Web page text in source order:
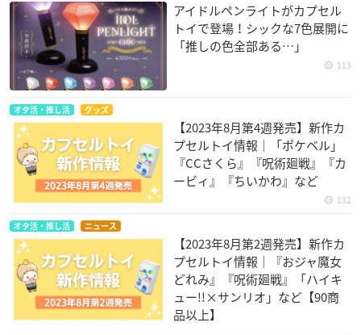
アイドルペンライトがカプセル
トイで登場！シックな7色展開に
「推しの色全部ある…」
113
オタ活・推し活 グッズ
【2023年8月第4週発売】新作カ
プセルトイ情報｜「ポケベル」
『CCさくら』『呪術廻戦』『カ
ービィ』『ちいかわ』など
132
オタ活・推し活 ニュース
【2023年8月第2週発売】新作カ
プセルトイ情報｜『おジャ魔女
どれみ』『呪術廻戦』「ハイキ
ュー!!×サンリオ」など【90商
品以上】